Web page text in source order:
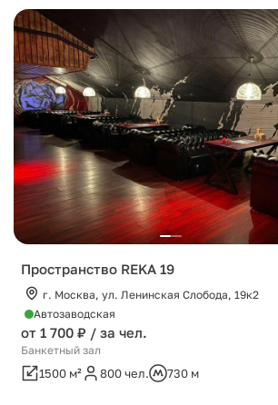
Пространство REKA 19
г. Москва, ул. Ленинская Слобода, 19к2
Автозаводская
от 1 700 ₽ / за чел.
Банкетный зал
1500 м² 800 чел. 730 м